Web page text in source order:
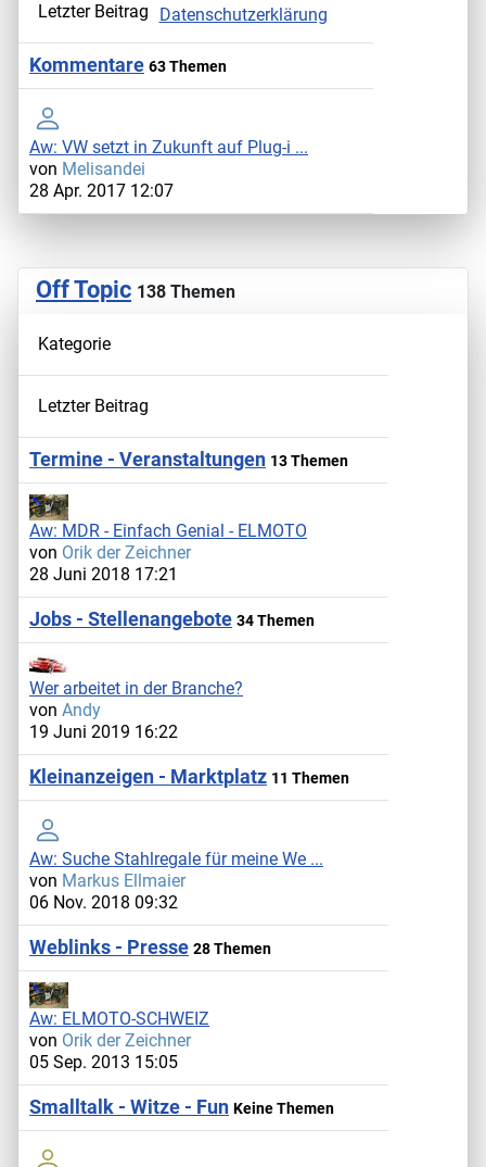
Letzter Beitrag
Kommentare 63 Themen
Aw: VW setzt in Zukunft auf Plug-i ...
von Melisandei
28 Apr. 2017 12:07
Off Topic 138 Themen
Kategorie
Letzter Beitrag
Termine - Veranstaltungen 13 Themen
Aw: MDR - Einfach Genial - ELMOTO
von Orik der Zeichner
28 Juni 2018 17:21
Jobs - Stellenangebote 34 Themen
Wer arbeitet in der Branche?
von Andy
19 Juni 2019 16:22
Kleinanzeigen - Marktplatz 11 Themen
Aw: Suche Stahlregale für meine We ...
von Markus Ellmaier
06 Nov. 2018 09:32
Weblinks - Presse 28 Themen
Aw: ELMOTO-SCHWEIZ
von Orik der Zeichner
05 Sep. 2013 15:05
Smalltalk - Witze - Fun Keine Themen
Datenschutzerklärung